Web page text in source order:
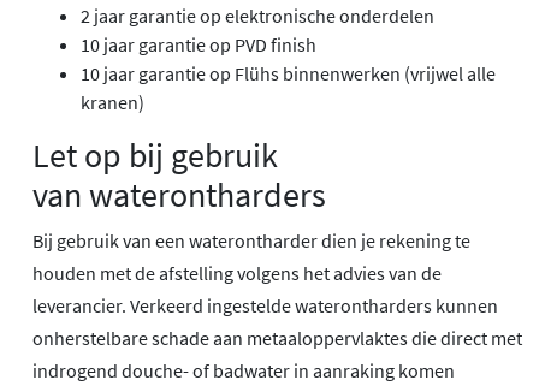
2 jaar garantie op elektronische onderdelen
10 jaar garantie op PVD finish
10 jaar garantie op Flühs binnenwerken (vrijwel alle
kranen)
Let op bij gebruik
van waterontharders
Bij gebruik van een waterontharder dien je rekening te
houden met de afstelling volgens het advies van de
leverancier. Verkeerd ingestelde waterontharders kunnen
onherstelbare schade aan metaaloppervlaktes die direct met
indrogend douche- of badwater in aanraking komen